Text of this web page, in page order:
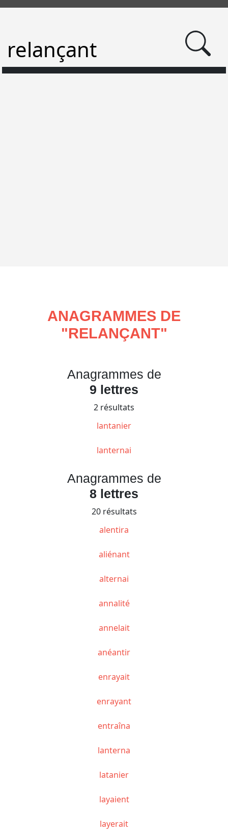
ANAGRAMMES DE
"RELANÇANT"
Anagrammes de
9 lettres
2 résultats
lantanier
lanternai
Anagrammes de
8 lettres
20 résultats
alentira
aliénant
alternai
annalité
annelait
anéantir
enrayait
enrayant
entraîna
lanterna
latanier
layaient
layerait